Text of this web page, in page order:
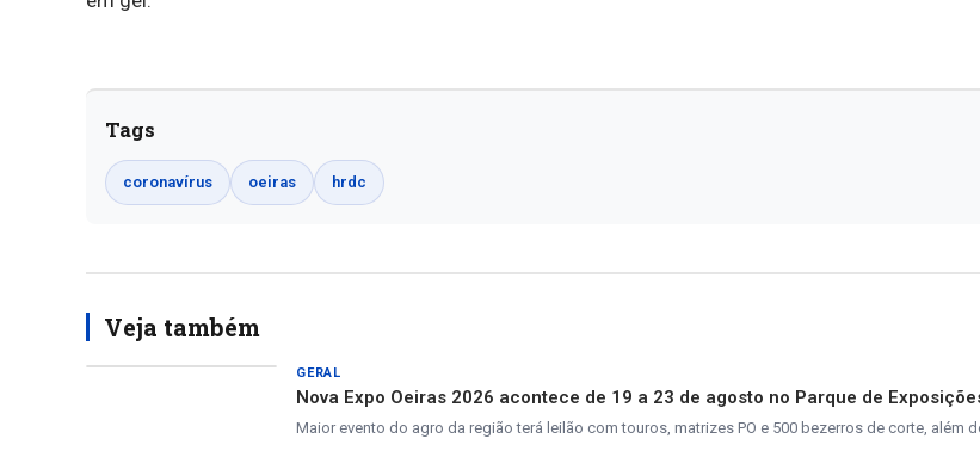
Tags
coronavírus oeiras hrdc
Veja também
GERAL
Nova Expo Oeiras 2026 acontece de 19 a 23 de agosto no Parque de
Maior evento do agro da região terá leilão com touros, matrizes PO e 500 bezerros de corte, além